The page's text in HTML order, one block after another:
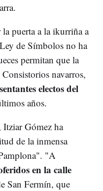
puerta a la ikurriña a
de Símbolos no ha
permitan que la
navarros,
electos del
años.
Gómez ha
de la inmensa
"A
en la calle
San Fermín, que